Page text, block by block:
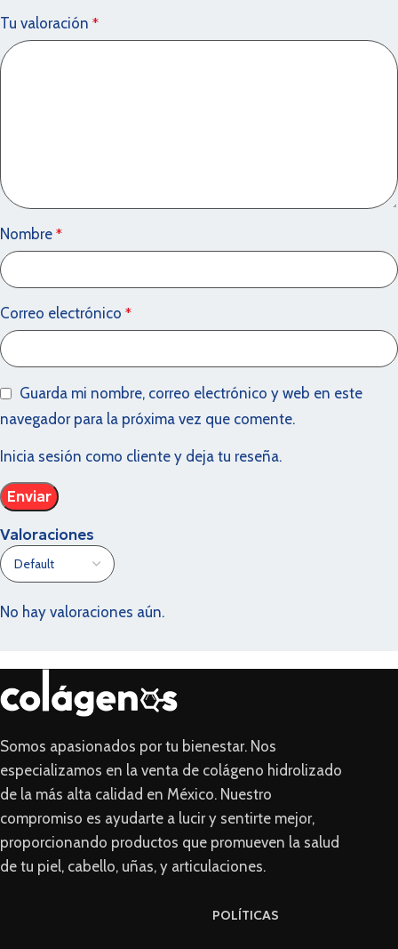
Valoraciones
No hay valoraciones aún.
Tu valoración *
Nombre *
Correo electrónico *
Guarda mi nombre, correo electrónico y web en este
navegador para la próxima vez que comente.
Inicia sesión como cliente y deja tu reseña.
Somos apasionados por tu bienestar. Nos
especializamos en la venta de colágeno hidrolizado
de la más alta calidad en México. Nuestro
compromiso es ayudarte a lucir y sentirte mejor,
proporcionando productos que promueven la salud
de tu piel, cabello, uñas, y articulaciones.
POLÍTICAS